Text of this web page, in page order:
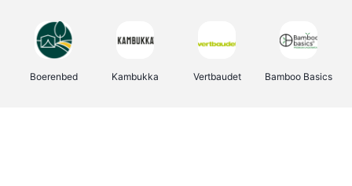
Boerenbed Kambukka Vertbaudet Bamboo Basics